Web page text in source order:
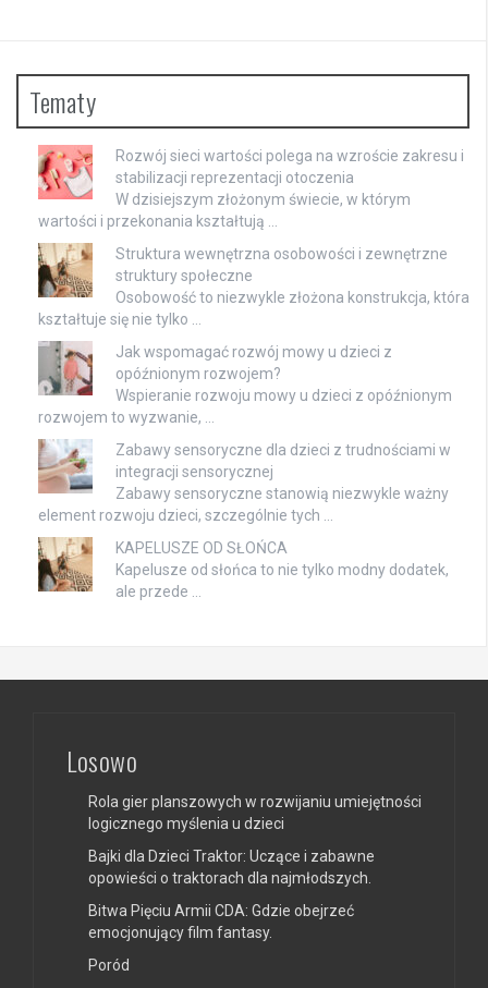
Tematy
Rozwój sieci wartości polega na wzroście zakresu i
stabilizacji reprezentacji otoczenia
W dzisiejszym złożonym świecie, w którym
wartości i przekonania kształtują …
Struktura wewnętrzna osobowości i zewnętrzne
struktury społeczne
Osobowość to niezwykle złożona konstrukcja, która
kształtuje się nie tylko …
Jak wspomagać rozwój mowy u dzieci z
opóźnionym rozwojem?
Wspieranie rozwoju mowy u dzieci z opóźnionym
rozwojem to wyzwanie, …
Zabawy sensoryczne dla dzieci z trudnościami w
integracji sensorycznej
Zabawy sensoryczne stanowią niezwykle ważny
element rozwoju dzieci, szczególnie tych …
KAPELUSZE OD SŁOŃCA
Kapelusze od słońca to nie tylko modny dodatek,
ale przede …
Losowo
Rola gier planszowych w rozwijaniu umiejętności
logicznego myślenia u dzieci
Bajki dla Dzieci Traktor: Uczące i zabawne
opowieści o traktorach dla najmłodszych.
Bitwa Pięciu Armii CDA: Gdzie obejrzeć
emocjonujący film fantasy.
Poród